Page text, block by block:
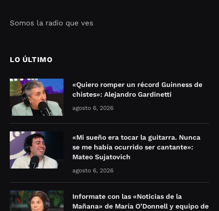
Somos la radio que ves
LO ÚLTIMO
«Quiero romper un récord Guinness de
chistes»: Alejandro Gardinetti
agosto 6, 2026
«Mi sueño era tocar la guitarra. Nunca
se me había ocurrido ser cantante»:
Mateo Sujatovich
agosto 6, 2026
Informate con las «Noticias de la
Mañana» de María O’Donnell y equipo de